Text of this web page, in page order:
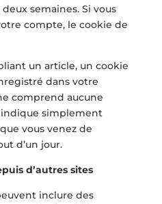
semaines. Si vous
compte, le cookie de
un article, un cookie
dans votre
comprend aucune
simplement
vous venez de
d’un jour.
d’autres sites
inclure des